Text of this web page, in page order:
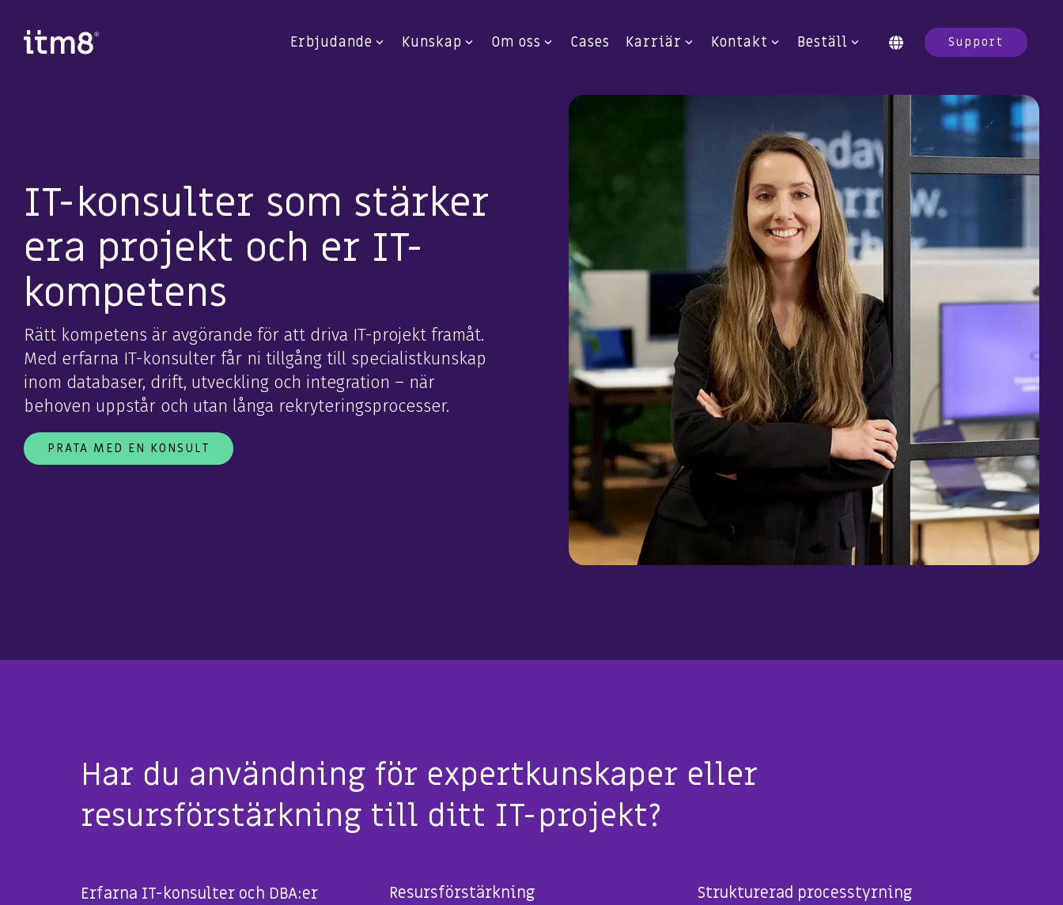
indhold
Erbjudande Kunskap Om oss Cases Karriär Kontakt Beställ Support
IT-konsulter som stärker
era projekt och er IT-
kompetens
Rätt kompetens är avgörande för att driva IT-projekt framåt.
Med erfarna IT-konsulter får ni tillgång till specialistkunskap
inom databaser, drift, utveckling och integration – när
behoven uppstår och utan långa rekryteringsprocesser.
PRATA MED EN KONSULT
Har du användning för expertkunskaper eller
resursförstärkning till ditt IT-projekt?
Erfarna IT-konsulter och DBA:er Resursförstärkning Strukturerad processtyrning